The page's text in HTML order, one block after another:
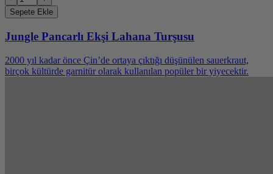
Sepete Ekle
Jungle Pancarlı Ekşi Lahana Turşusu
2000 yıl kadar önce Çin’de ortaya çıktığı düşünülen sauerkraut,
birçok kültürde garnitür olarak kullanılan popüler bir yiyecektir.